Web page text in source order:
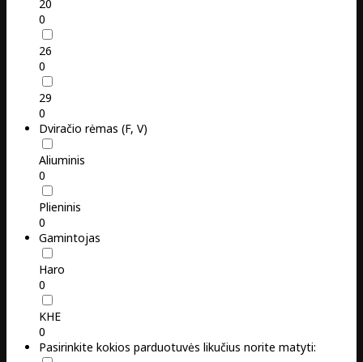
20
0
26
0
29
0
Dviračio rėmas (F, V)
Aliuminis
0
Plieninis
0
Gamintojas
Haro
0
KHE
0
Pasirinkite kokios parduotuvės likučius norite matyti: